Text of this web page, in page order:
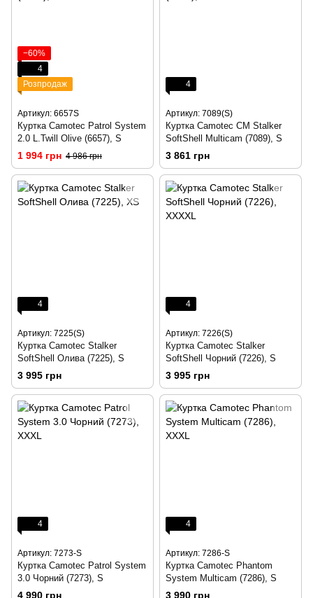
−60%
4
Розпродаж
Артикул: 6657S
Куртка Camotec Patrol System
2.0 L.Twill Olive (6657), S
1 994 грн 4 986 грн
4
Артикул: 7089(S)
Куртка Camotec CM Stalker
SoftShell Multicam (7089), S
3 861 грн
4
Артикул: 7225(S)
Куртка Camotec Stalker
SoftShell Олива (7225), S
3 995 грн
4
Артикул: 7226(S)
Куртка Camotec Stalker
SoftShell Чорний (7226), S
3 995 грн
4
Артикул: 7273-S
Куртка Camotec Patrol System
3.0 Чорний (7273), S
4 990 грн
4
Артикул: 7286-S
Куртка Camotec Phantom
System Multicam (7286), S
3 990 грн